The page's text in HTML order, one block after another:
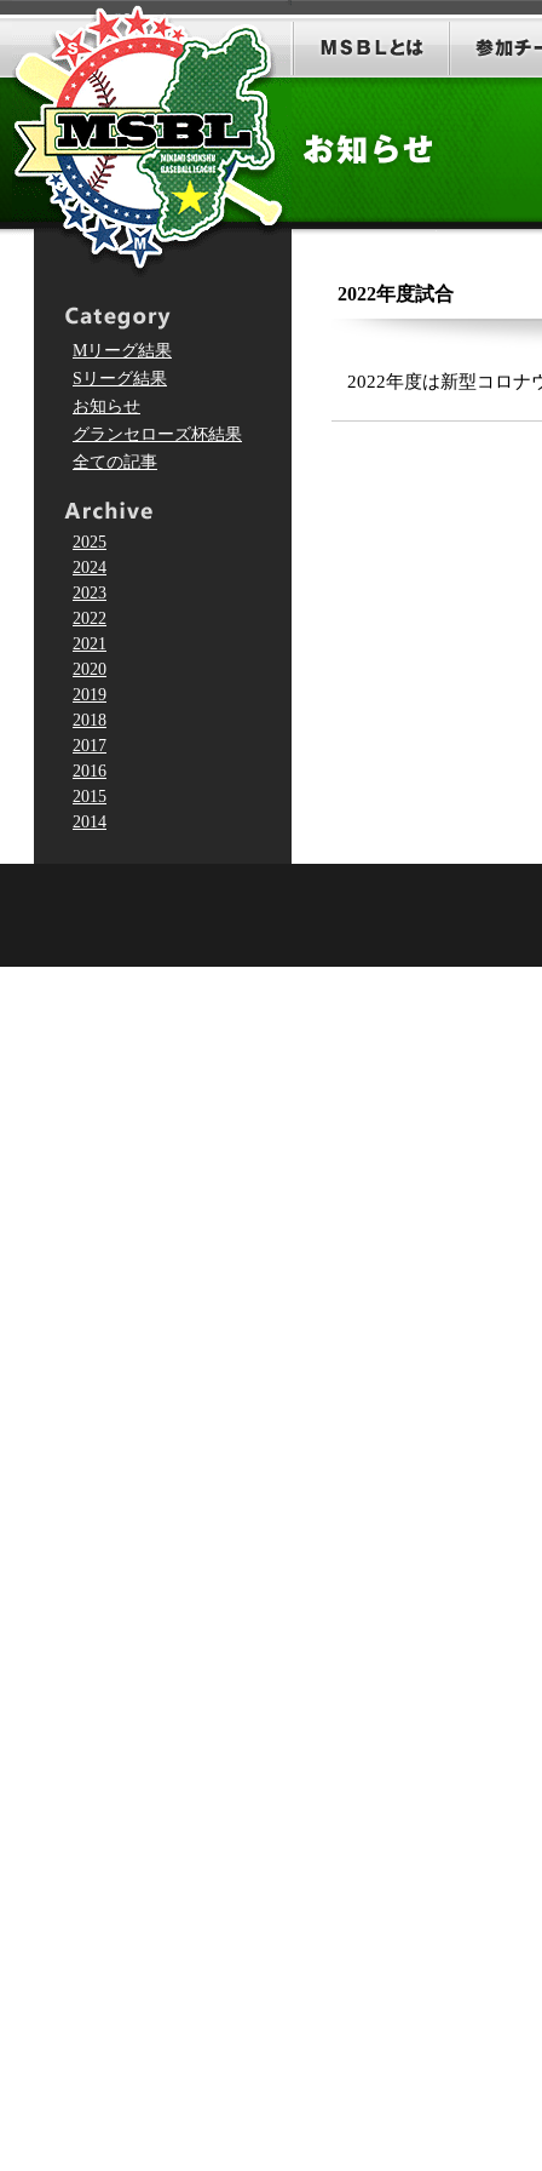
Mリーグ結果
Sリーグ結果
お知らせ
グランセローズ杯結果
全ての記事
2025
2024
2023
2022
2021
2020
2019
2018
2017
2016
2015
2014
2022年度試合
2022年度は新型コロナ